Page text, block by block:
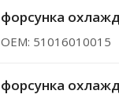
форсунка
ОЕМ: 51016010015
форсунка